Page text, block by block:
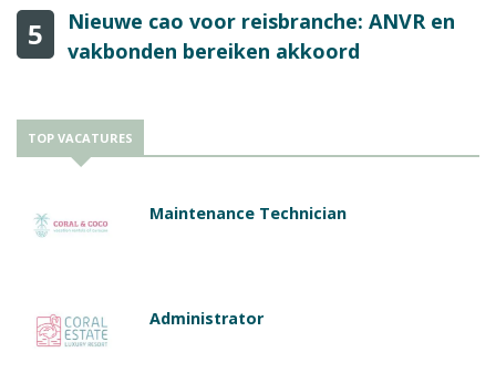
5
Nieuwe cao voor reisbranche: ANVR en
vakbonden bereiken akkoord
TOP VACATURES
Maintenance Technician
Administrator